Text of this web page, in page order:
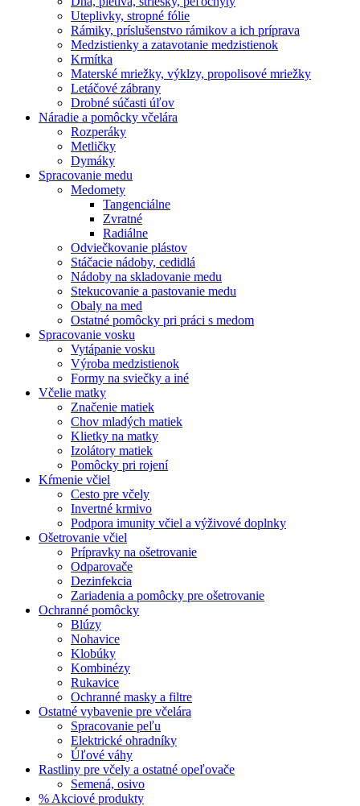
Uteplivky, stropné fólie
Rámiky, príslušenstvo rámikov a ich príprava
Medzistienky a zatavotanie medzistienok
Krmítka
Materské mriežky, výklzy, propolisové mriežky
Letáčové zábrany
Drobné súčasti úľov
Náradie a pomôcky včelára
Rozperáky
Metličky
Dymáky
Spracovanie medu
Medomety
Tangenciálne
Zvratné
Radiálne
Odviečkovanie plástov
Stáčacie nádoby, cedidlá
Nádoby na skladovanie medu
Stekucovanie a pastovanie medu
Obaly na med
Ostatné pomôcky pri práci s medom
Spracovanie vosku
Vytápanie vosku
Výroba medzistienok
Formy na sviečky a iné
Včelie matky
Značenie matiek
Chov mladých matiek
Klietky na matky
Izolátory matiek
Pomôcky pri rojení
Kŕmenie včiel
Cesto pre včely
Invertné krmivo
Podpora imunity včiel a výživové doplnky
Ošetrovanie včiel
Prípravky na ošetrovanie
Odparovače
Dezinfekcia
Zariadenia a pomôcky pre ošetrovanie
Ochranné pomôcky
Blúzy
Nohavice
Klobúky
Kombinézy
Rukavice
Ochranné masky a filtre
Ostatné vybavenie pre včelára
Spracovanie peľu
Elektrické ohradníky
Úľové váhy
Rastliny pre včely a ostatné opeľovače
Semená, osivo
% Akciové produkty